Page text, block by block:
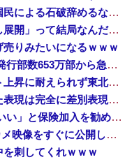
パさん「石破さんは世界でも珍しい、国民による石破辞めるなデモが自然発生した総理大臣です」
【徹底議論】漫画史上「最大のやらかし展開」って結局なんだと思う？他
売りみたいになるｗｗｗ
【悲報】 週刊少年ジャンプさん、最大発行部数653万部から急降下でついに100万部を割ってしまうwwwwww
高市政権に媚びてきた産経新聞、コスト上昇に耐えられず東北6県撤退を発表
パヨ「れいわ信者、れいわ知能といった表現は完全に差別表現。メディアは放送禁止用語に指定するべき」
「私は入りません、 事故起こさなきゃいい」と保険加入を勧められた推し活民が反発、保険代が勿体無いし事故起こしたとして……
【悲報】Q：なぜ辺野古転覆事故の防カメ映像をすぐに公開しなかったのか？ → 玉城デニー知事の衝撃の回答がコチラ → ｗｗｗｗｗｗｗｗｗｗｗｗｗｗ...
刺してくれｗｗｗ